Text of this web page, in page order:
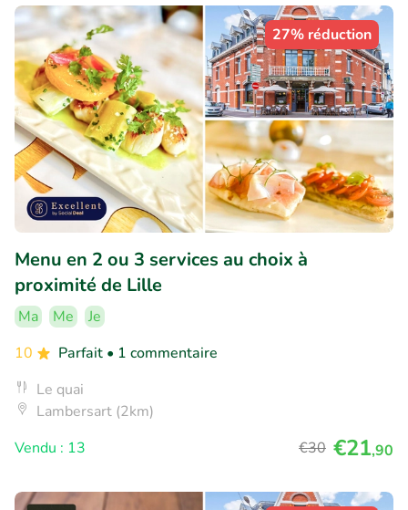
27% réduction
Menu en 2 ou 3 services au choix à
proximité de Lille
Ma Me
Je
10
Parfait • 1 commentaire
Le quai
Lambersart (2km)
Vendu : 13
€30 €21,90